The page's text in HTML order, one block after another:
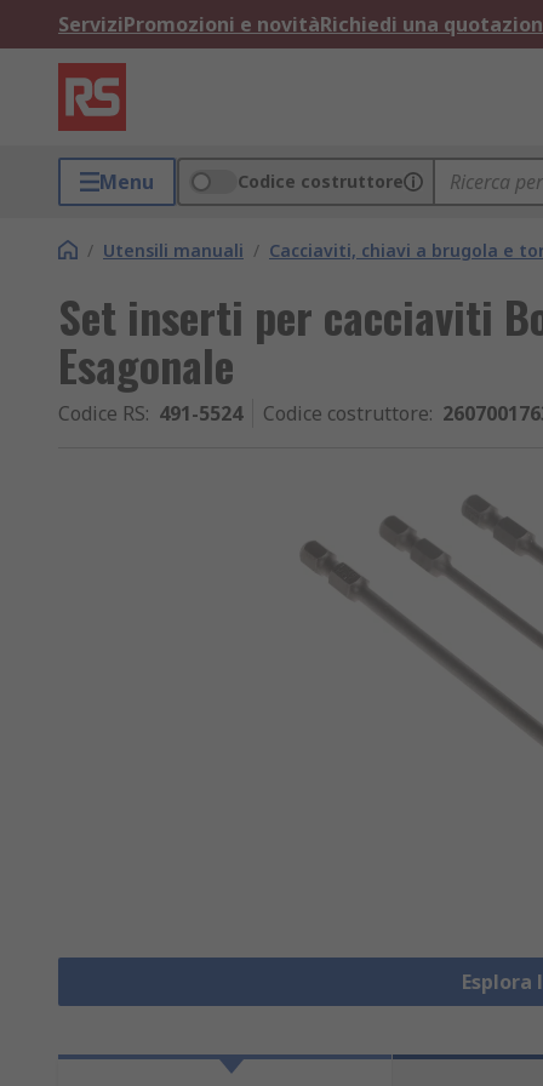
ServiziPromozioni e novitàRichiedi una
Menu Codice costruttore
/ Utensili manuali / Cacciaviti, chiavi a brugola e
Set inserti per cacciaviti
Esagonale
Codice RS: 491-5524 Codice costruttore:
Esplora